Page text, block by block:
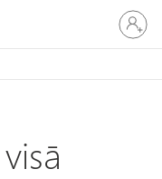
savā
kontā